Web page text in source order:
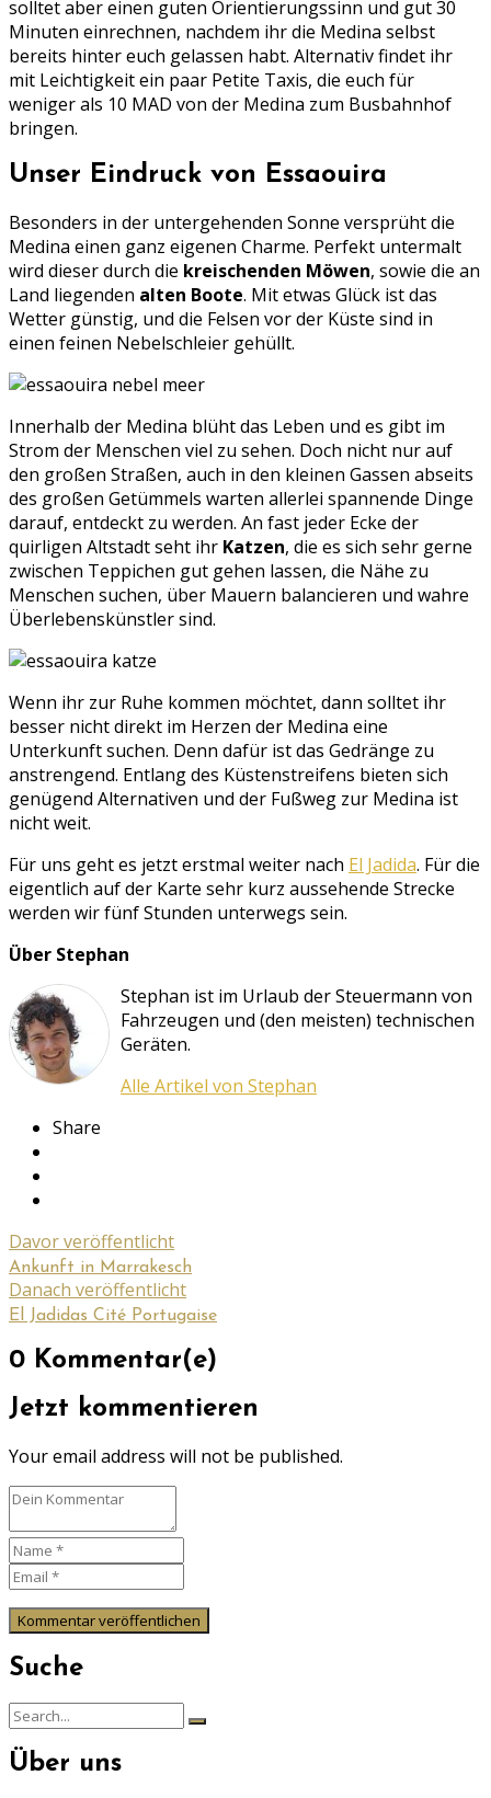
solltet aber einen guten Orientierungssinn und gut 30
Minuten einrechnen, nachdem ihr die Medina selbst
bereits hinter euch gelassen habt. Alternativ findet ihr
mit Leichtigkeit ein paar Petite Taxis, die euch für
weniger als 10 MAD von der Medina zum Busbahnhof
bringen.
Unser Eindruck von Essaouira
Besonders in der untergehenden Sonne versprüht die
Medina einen ganz eigenen Charme. Perfekt untermalt
wird dieser durch die kreischenden Möwen, sowie die an
Land liegenden alten Boote. Mit etwas Glück ist das
Wetter günstig, und die Felsen vor der Küste sind in
einen feinen Nebelschleier gehüllt.
Innerhalb der Medina blüht das Leben und es gibt im
Strom der Menschen viel zu sehen. Doch nicht nur auf
den großen Straßen, auch in den kleinen Gassen abseits
des großen Getümmels warten allerlei spannende Dinge
darauf, entdeckt zu werden. An fast jeder Ecke der
quirligen Altstadt seht ihr Katzen, die es sich sehr gerne
zwischen Teppichen gut gehen lassen, die Nähe zu
Menschen suchen, über Mauern balancieren und wahre
Überlebenskünstler sind.
Wenn ihr zur Ruhe kommen möchtet, dann solltet ihr
besser nicht direkt im Herzen der Medina eine
Unterkunft suchen. Denn dafür ist das Gedränge zu
anstrengend. Entlang des Küstenstreifens bieten sich
genügend Alternativen und der Fußweg zur Medina ist
nicht weit.
Für uns geht es jetzt erstmal weiter nach El Jadida. Für die
eigentlich auf der Karte sehr kurz aussehende Strecke
werden wir fünf Stunden unterwegs sein.
Über Stephan
Stephan ist im Urlaub der Steuermann von
Fahrzeugen und (den meisten) technischen
Geräten.
Alle Artikel von Stephan
Share
Davor veröffentlicht
Ankunft in Marrakesch
Danach veröffentlicht
El Jadidas Cité Portugaise
0 Kommentar(e)
Jetzt kommentieren
Your email address will not be published.
Suche
Search
Search
Über uns